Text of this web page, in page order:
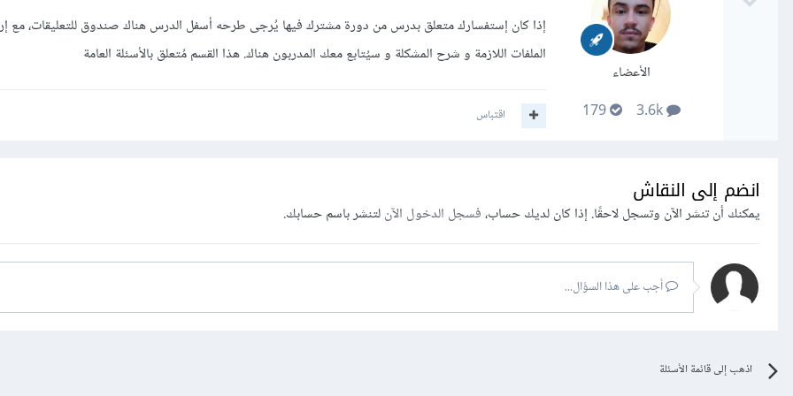
الأعضاء
3.6k
179
إذا كان إستفسارك متعلق بدرس من دورة مشترك فيها يُرجى طرحه أسفل الدرس هناك صندوق للتعليقات، مع
الملفات اللازمة و شرح المشكلة و سيُتابع معك المدربون هناك. هذا القسم مُتعلق بالأسئلة العامة
اقتباس
انضم إلى النقاش
يمكنك أن تنشر الآن وتسجل لاحقًا. إذا كان لديك حساب،فسجل الدخول الآنلتنشر باسم حسابك.
أجب على هذا السؤال...
اذهب إلى قائمة الأسئلة